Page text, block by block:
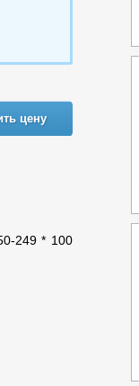
цену
249 * 100